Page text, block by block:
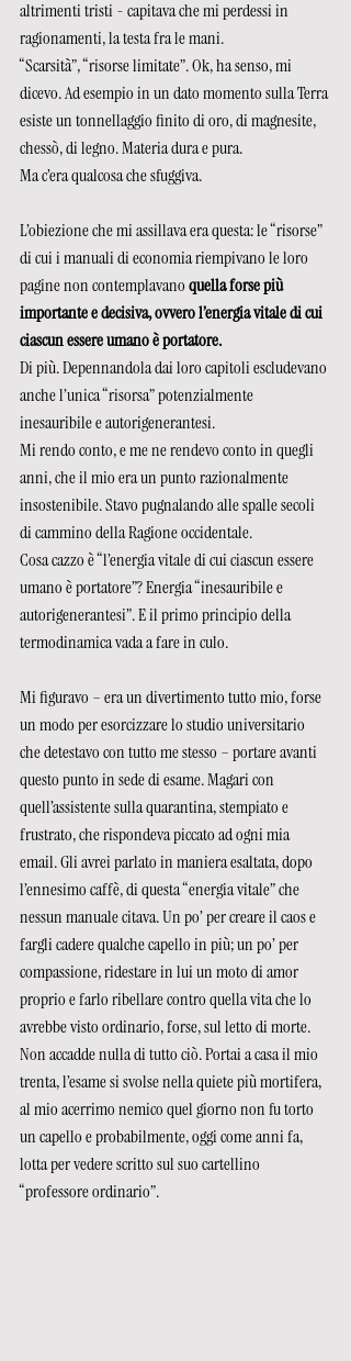
altrimenti tristi - capitava che mi perdessi in
ragionamenti, la testa fra le mani.
“Scarsità”, “risorse limitate”. Ok, ha senso, mi
dicevo. Ad esempio in un dato momento sulla Terra
esiste un tonnellaggio finito di oro, di magnesite,
chessò, di legno. Materia dura e pura.
Ma c’era qualcosa che sfuggiva.
L’obiezione che mi assillava era questa:le “risorse”
di cui i manuali di economia riempivano le loro
pagine non contemplavano quella forse più
importante e decisiva, ovvero l’energia vitale di cui
ciascun essere umano è portatore.
Di più. Depennandola dai loro capitoli escludevano
anche l’unica “risorsa” potenzialmente
inesauribile e autorigenerantesi.
Mi rendo conto, e me ne rendevo conto in quegli
anni, che il mio era un punto razionalmente
insostenibile. Stavo pugnalando alle spalle secoli
di cammino della Ragione occidentale.
Cosa cazzo è “l’energia vitale di cui ciascun essere
umano è portatore”? Energia “inesauribile e
autorigenerantesi”. E il primo principio della
termodinamica vada a fare in culo.
Mi figuravo – era un divertimento tutto mio, forse
un modo per esorcizzare lo studio universitario
che detestavo con tutto me stesso – portare avanti
questo punto in sede di esame. Magari con
quell’assistente sulla quarantina, stempiato e
frustrato, che rispondeva piccato ad ogni mia
email. Gli avrei parlato in maniera esaltata, dopo
l’ennesimo caffè, di questa “energia vitale” che
nessun manuale citava. Un po’ per creare il caos e
fargli cadere qualche capello in più; un po’ per
compassione, ridestare in lui un moto di amor
proprio e farlo ribellare contro quella vita che lo
avrebbe visto ordinario, forse, sul letto di morte.
Non accadde nulla di tutto ciò. Portai a casa il mio
trenta, l’esame si svolse nella quiete più mortifera,
al mio acerrimo nemico quel giorno non fu torto
un capello e probabilmente, oggi come anni fa,
lotta per vedere scritto sul suo cartellino
“professore ordinario”.